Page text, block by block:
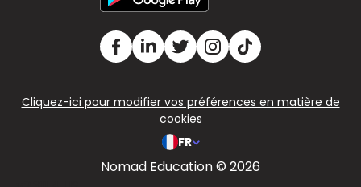
Cliquez-ici pour modifier vos préférences en matière de
cookies
FR
Nomad Education © 2026